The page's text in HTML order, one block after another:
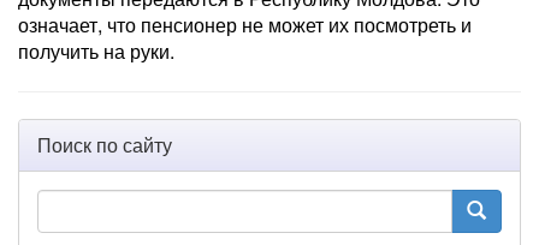
означает, что пенсионер не может их посмотреть и
получить на руки.
Поиск по сайту